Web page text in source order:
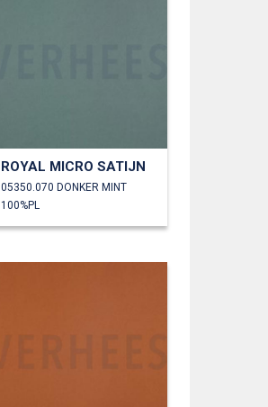
ROYAL MICRO SATIJN
05350.070 DONKER MINT
100%PL